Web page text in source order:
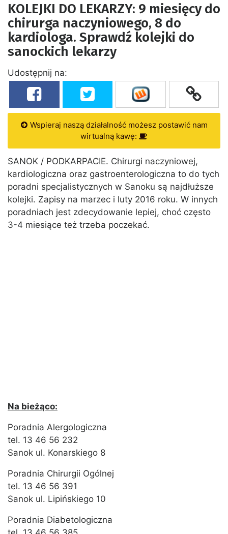
KOLEJKI DO LEKARZY: 9 miesięcy do
chirurga naczyniowego, 8 do
kardiologa. Sprawdź kolejki do
sanockich lekarzy
Udostępnij na:
Wspieraj naszą działalność możesz postawić nam
wirtualną kawę:
SANOK / PODKARPACIE. Chirurgi naczyniowej,
kardiologiczna oraz gastroenterologiczna to do tych
poradni specjalistycznych w Sanoku są najdłuższe
kolejki. Zapisy na marzec i luty 2016 roku. W innych
poradniach jest zdecydowanie lepiej, choć często
3-4 miesiące też trzeba poczekać.
Na bieżąco:
Poradnia Alergologiczna
tel. 13 46 56 232
Sanok ul. Konarskiego 8
Poradnia Chirurgii Ogólnej
tel. 13 46 56 391
Sanok ul. Lipińskiego 10
Poradnia Diabetologiczna